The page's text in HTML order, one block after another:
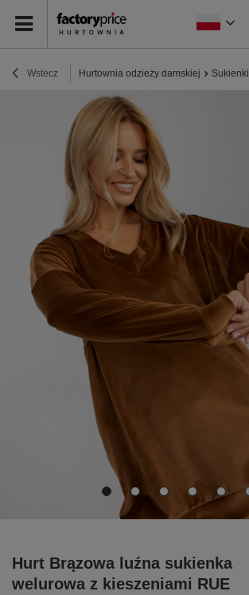
Wstecz Hurtownia odzieży damskiej Sukienki
Hurt Brązowa luźna sukienka
welurowa z kieszeniami RUE